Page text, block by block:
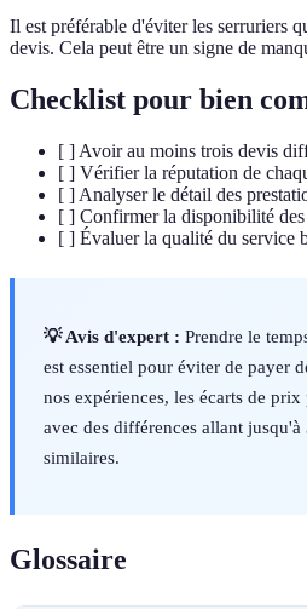
Il est préférable d'éviter les serruriers
devis. Cela peut être un signe de
Checklist pour bien
[ ] Avoir au moins trois devis
[ ] Vérifier la réputation de
[ ] Analyser le détail des
[ ] Confirmer la disponibilité des
[ ] Évaluer la qualité du service
💡 Avis d'expert : Prendre le
est essentiel pour éviter de payer
nos expériences, les écarts de
avec des différences allant
similaires.
Glossaire